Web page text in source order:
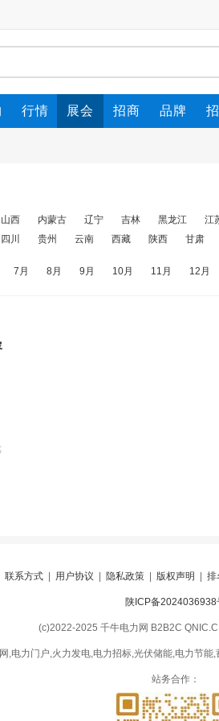
行情 展会 招商 品牌
山西 内蒙古 辽宁 吉林 黑龙江 江
四川 贵州 云南 西藏 陕西 甘肃
7月 8月 9月 10月 11月 12月
联系方式 用户协议 隐私政策 版权声明 排
陕ICP备2024036938
(c)2022-2025 千牛电力网 B2B2C
,电力门户,火力发电,电力招标,光伏储能,电力节
站务合作：